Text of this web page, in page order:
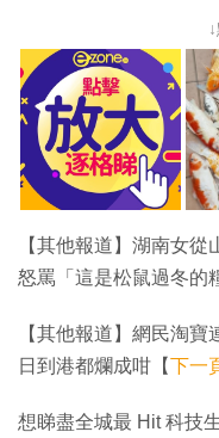
【其他報道】湖南女
怒罵「這是松鼠過冬的
【其他報道】網民淘
日到港都爛成咁【下一
想睇盡全城最 Hit 科技